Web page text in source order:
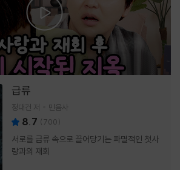
급류
정대건 저 민음사
8.7 (700)
서로를 급류 속으로 끌어당기는 파멸적인 첫사
랑과의 재회